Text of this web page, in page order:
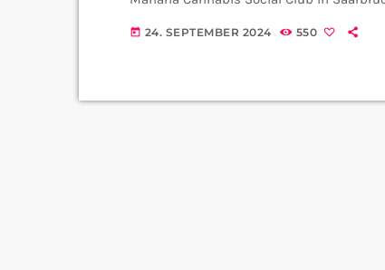
steht beim Mariana CSC in Saarbrücken
today 24. SEPTEMBER 2024 550